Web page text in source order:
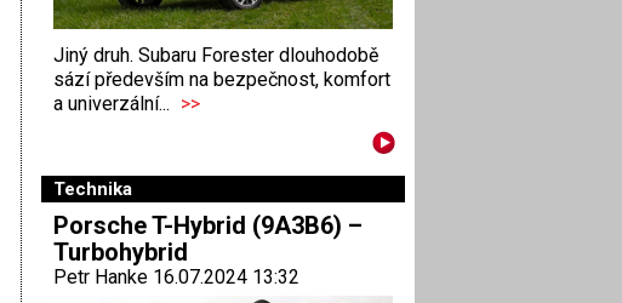
Jiný druh. Subaru Forester dlouhodobě
sází především na bezpečnost, komfort
a univerzální... >>
Technika
Porsche T-Hybrid (9A3B6) –
Turbohybrid
Petr Hanke 16.07.2024 13:32